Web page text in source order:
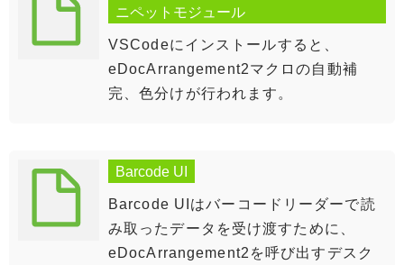
ニペットモジュール
VSCodeにインストールすると、
eDocArrangement2マクロの自動補
完、色分けが行われます。
Barcode UI
Barcode UIはバーコードリーダーで読
み取ったデータを受け渡すために、
eDocArrangement2を呼び出すデスク